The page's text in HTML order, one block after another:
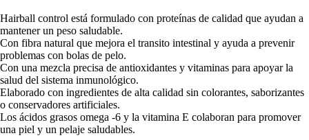
Hairball control está formulado con proteínas de calidad que ayudan a
mantener un peso saludable.
Con fibra natural que mejora el transito intestinal y ayuda a prevenir
problemas con bolas de pelo.
Con una mezcla precisa de antioxidantes y vitaminas para apoyar la
salud del sistema inmunológico.
Elaborado con ingredientes de alta calidad sin colorantes, saborizantes
o conservadores artificiales.
Los ácidos grasos omega -6 y la vitamina E colaboran para promover
una piel y un pelaje saludables.